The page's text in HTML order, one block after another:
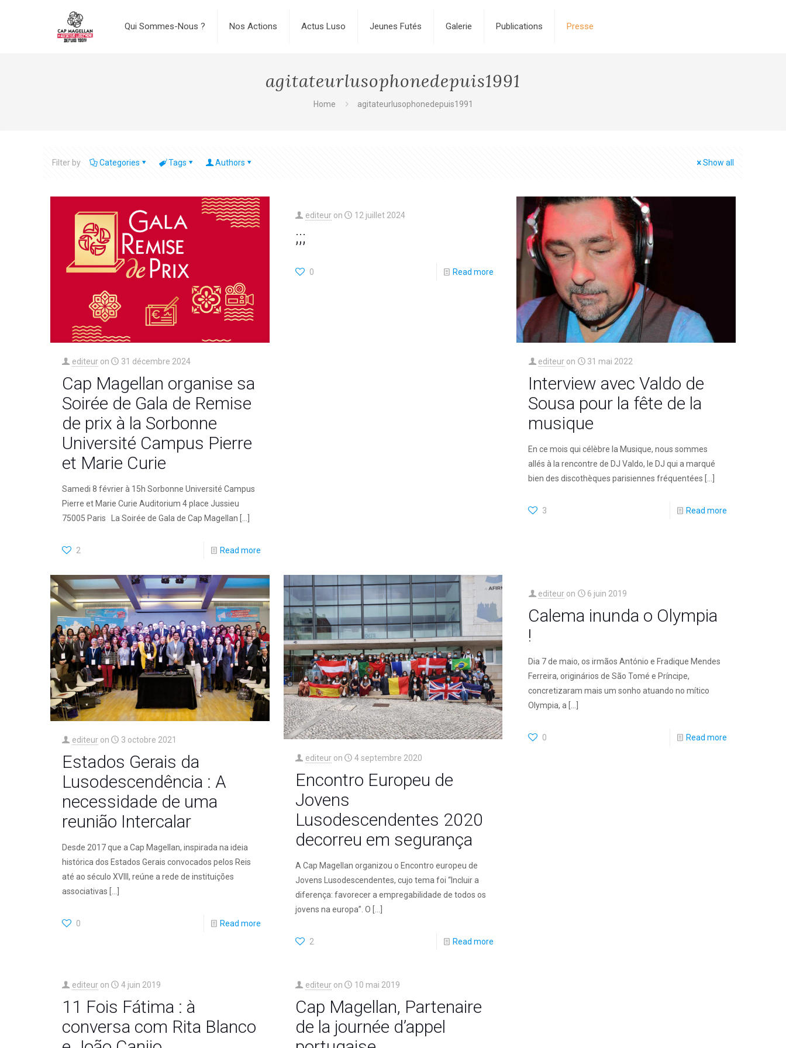
Qui Sommes-Nous ? Nos Actions Actus Luso Jeunes Futés Galerie Publications Presse
agitateurlusophonedepuis1991
Home agitateurlusophonedepuis1991
Filter by Categories Tags Authors Show all
editeur on 31 décembre 2024
Cap Magellan organise sa
Soirée de Gala de Remise
de prix à la Sorbonne
Université Campus Pierre
et Marie Curie
Samedi 8 février à 15h Sorbonne Université Campus
Pierre et Marie Curie Auditorium 4 place Jussieu
75005 Paris La Soirée de Gala de Cap Magellan
2 Read more
editeur on 12 juillet 2024
;;;
0 Read more
editeur on 31 mai 2022
Interview avec Valdo de
Sousa pour la fête de la
musique
En ce mois qui célèbre la Musique, nous sommes
allés à la rencontre de DJ Valdo, le DJ qui a marqué
bien des discothèques parisiennes fréquentées
3 Read more
editeur on 3 octobre 2021
Estados Gerais da
Lusodescendência : A
necessidade de uma
reunião Intercalar
Desde 2017 que a Cap Magellan, inspirada na ideia
histórica dos Estados Gerais convocados pelos Reis
até ao século XVIII, reúne a rede de instituições
associativas […]
0 Read more
editeur on 4 septembre 2020
Encontro Europeu de
Jovens
Lusodescendentes 2020
decorreu em segurança
A Cap Magellan organizou o Encontro europeu de
Jovens Lusodescendentes, cujo tema foi “Incluir a
diferença: favorecer a empregabilidade de todos os
jovens na europa”. O
2 Read more
editeur on 6 juin 2019
Calema inunda o Olympia
!
Dia 7 de maio, os irmãos António e Fradique Mendes
Ferreira, originários de São Tomé e Príncipe,
concretizaram mais um sonho atuando no mítico
Olympia, a
0 Read more
editeur on 4 juin 2019
11 Fois Fátima : à
conversa com Rita Blanco
editeur on 10 mai 2019
Cap Magellan, Partenaire
de la journée d’appel